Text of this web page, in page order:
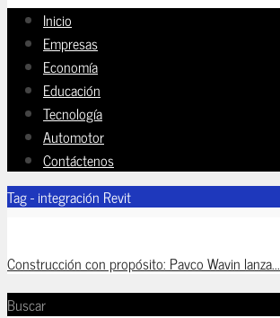
Inicio
Empresas
Economía
Educación
Tecnología
Automotor
Contáctenos
Tag - integración Revit
Construcción con propósito: Pavco Wavin lanza...
Buscar